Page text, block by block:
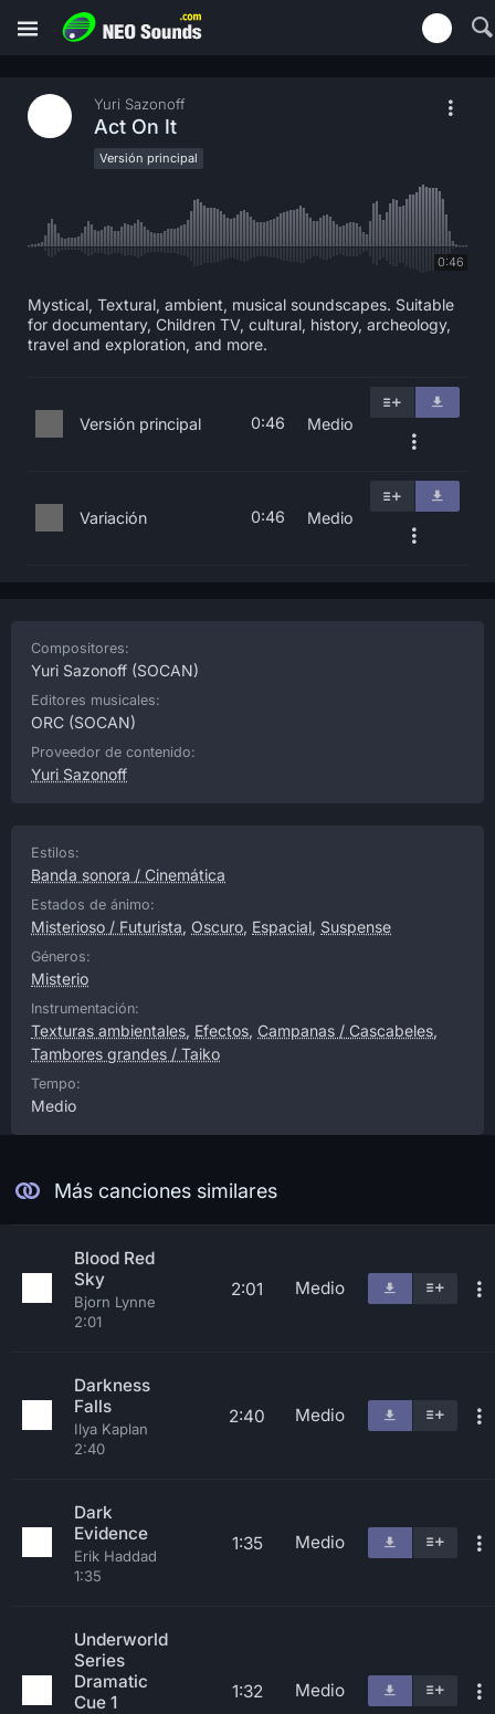
Yuri Sazonoff
Act On It
Versión principal
0:46
Mystical, Textural, ambient, musical soundscapes. Suitable
for documentary, Children TV, cultural, history, archeology,
travel and exploration, and more.
Versión principal 0:46 Medio
Variación 0:46 Medio
Compositores:
Yuri Sazonoff (SOCAN)
Editores musicales:
ORC (SOCAN)
Proveedor de contenido:
Yuri Sazonoff
Estilos:
Banda sonora / Cinemática
Estados de ánimo:
Misterioso / Futurista, Oscuro, Espacial, Suspense
Géneros:
Misterio
Instrumentación:
Texturas ambientales, Efectos, Campanas / Cascabeles,
Tambores grandes / Taiko
Tempo:
Medio
Más canciones similares
Blood Red
Sky
Bjorn Lynne
2:01
2:01 Medio
Darkness
Falls
Ilya Kaplan
2:40
2:40 Medio
Dark
Evidence
Erik Haddad
1:35
1:35 Medio
Underworld
Series
Dramatic
Cue 1
1:32 Medio